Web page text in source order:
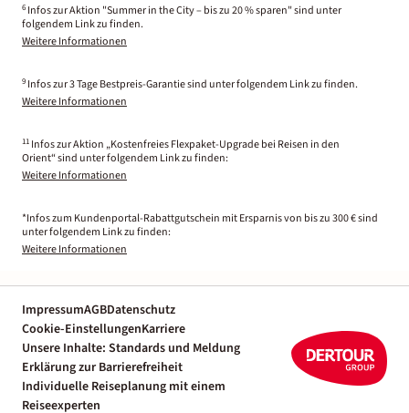
6 Infos zur Aktion "Summer in the City – bis zu 20 % sparen" sind unter
folgendem Link zu finden.
Weitere Informationen
9 Infos zur 3 Tage Bestpreis-Garantie sind unter folgendem Link zu finden.
Weitere Informationen
11 Infos zur Aktion „Kostenfreies Flexpaket-Upgrade bei Reisen in den
Orient“ sind unter folgendem Link zu finden:
Weitere Informationen
*Infos zum Kundenportal-Rabattgutschein mit Ersparnis von bis zu 300 € sind
unter folgendem Link zu finden:
Weitere Informationen
ImpressumAGBDatenschutz
Cookie-EinstellungenKarriere
Unsere Inhalte: Standards und Meldung
Erklärung zur Barrierefreiheit
Individuelle Reiseplanung mit einem
Reiseexperten